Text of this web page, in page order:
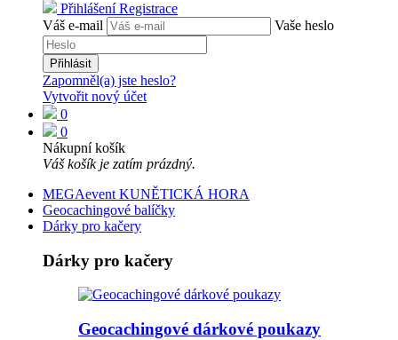
Přihlášení Registrace
Váš e-mail
Vaše heslo
Přihlásit
Zapomněl(a) jste heslo?
Vytvořit nový účet
0
0
Nákupní košík
Váš košík je zatím prázdný.
MEGAevent KUNĚTICKÁ HORA
Geocachingové balíčky
Dárky pro kačery
Dárky pro kačery
Geocachingové dárkové poukazy